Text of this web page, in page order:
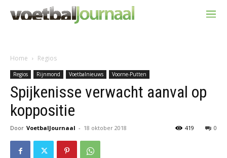
Home Regios
Regios Rijnmond Voetbalnieuws Voorne-Putten
Spijkenisse verwacht aanval op
koppositie
Door VoetbalJournaal - 18 oktober 2018 0
419